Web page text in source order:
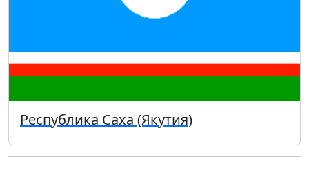
Республика Саха (Якутия)